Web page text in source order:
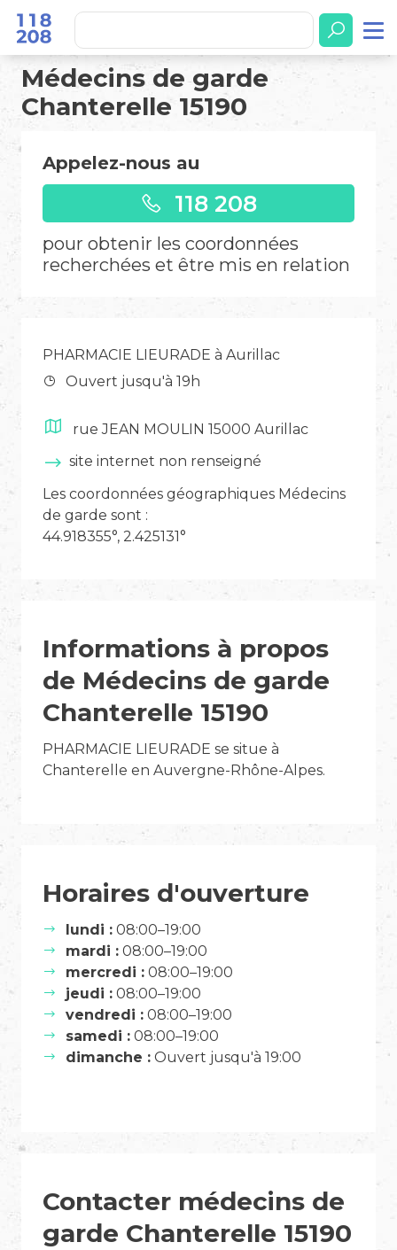
Médecins de garde
Chanterelle 15190
Appelez-nous au
118 208
pour obtenir les coordonnées
recherchées et être mis en relation
PHARMACIE LIEURADE à Aurillac
Ouvert jusqu'à 19h
rue JEAN MOULIN 15000 Aurillac
site internet non renseigné
Les coordonnées géographiques Médecins
de garde sont :
44.918355°, 2.425131°
Informations à propos
de Médecins de garde
Chanterelle 15190
PHARMACIE LIEURADE se situe à
Chanterelle en Auvergne-Rhône-Alpes.
Horaires d'ouverture
lundi : 08:00–19:00
mardi : 08:00–19:00
mercredi : 08:00–19:00
jeudi : 08:00–19:00
vendredi : 08:00–19:00
samedi : 08:00–19:00
dimanche : Ouvert jusqu'à 19:00
Contacter médecins de
garde Chanterelle 15190